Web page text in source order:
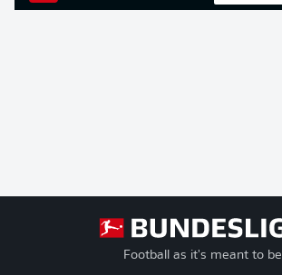
Football as it's meant to be